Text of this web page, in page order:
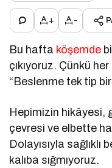
+ -
Bu hafta köşemde
çıkıyoruz. Çünkü
“Beslenme tek tip
Hepimizin hikâyesi,
çevresi ve elbette
Dolayısıyla
kalıba sığmıyoruz.